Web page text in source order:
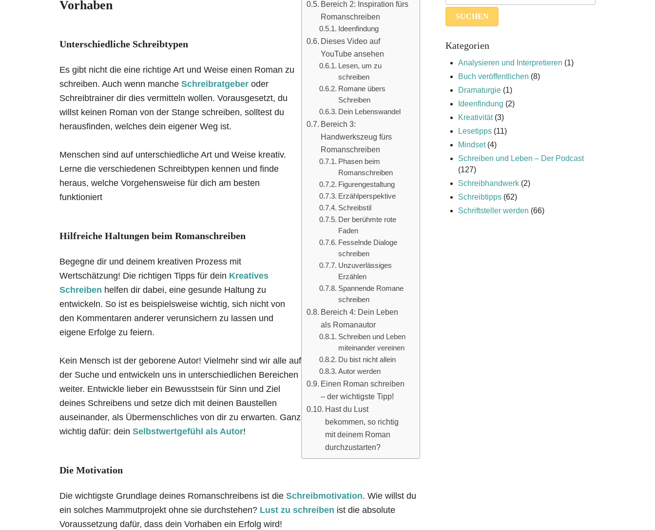
Bereich 2: Inspiration fürs
Romanschreiben
Ideenfindung
Dieses Video auf
YouTube ansehen
Lesen, um zu
schreiben
Romane übers
Schreiben
Dein Lebenswandel
Bereich 3:
Handwerkszeug fürs
Romanschreiben
Phasen beim
Romanschreiben
Figurengestaltung
Erzählperspektive
Schreibstil
Der berühmte rote
Faden
Fesselnde Dialoge
schreiben
Unzuverlässiges
Erzählen
Spannende Romane
schreiben
Bereich 4: Dein Leben
als Romanautor
Schreiben und Leben
miteinander vereinen
Du bist nicht allein
Autor werden
Einen Roman schreiben
– der wichtigste Tipp!
Hast du Lust
bekommen, so richtig
mit deinem Roman
durchzustarten?
Vorhaben
Unterschiedliche Schreibtypen
Es gibt nicht die eine richtige Art und Weise einen Roman zu
schreiben. Auch wenn manche Schreibratgeber oder
Schreibtrainer dir dies vermitteln wollen. Vorausgesetzt, du
willst keinen Roman von der Stange schreiben, solltest du
herausfinden, welches dein eigener Weg ist.
Menschen sind auf unterschiedliche Art und Weise kreativ.
Lerne die verschiedenen Schreibtypen kennen und finde
heraus, welche Vorgehensweise für dich am besten
funktioniert
Hilfreiche Haltungen beim Romanschreiben
Begegne dir und deinem kreativen Prozess mit
Wertschätzung! Die richtigen Tipps für dein Kreatives
Schreiben helfen dir dabei, eine gesunde Haltung zu
entwickeln. So ist es beispielsweise wichtig, sich nicht von
den Kommentaren anderer verunsichern zu lassen und
eigene Erfolge zu feiern.
Kein Mensch ist der geborene Autor! Vielmehr sind wir alle auf
der Suche und entwickeln uns in unterschiedlichen Bereichen
weiter. Entwickle lieber ein Bewusstsein für Sinn und Ziel
deines Schreibens und setze dich mit deinen Baustellen
auseinander, als Übermenschliches von dir zu erwarten. Ganz
wichtig dafür: dein Selbstwertgefühl als Autor!
Die Motivation
Die wichtigste Grundlage deines Romanschreibens ist die Schreibmotivation. Wie willst du
ein solches Mammutprojekt ohne sie durchstehen? Lust zu schreiben ist die absolute
Voraussetzung dafür, dass dein Vorhaben ein Erfolg wird!
Kategorien
Analysieren und Interpretieren (1)
Buch veröffentlichen (8)
Dramaturgie(1)
Ideenfindung (2)
Kreativität(3)
Lesetipps(11)
Mindset(4)
Schreiben und Leben – Der Podcast
(127)
Schreibhandwerk(2)
Schreibtipps(62)
Schriftsteller werden (66)